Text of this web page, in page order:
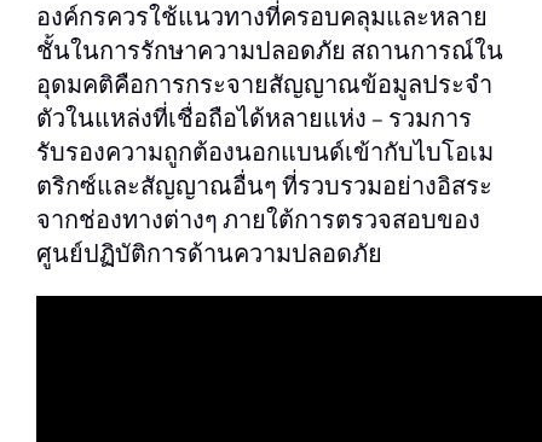
องค์กรควรใช้แนวทางที่ครอบคลุมและหลาย
ชั้นในการรักษาความปลอดภัย สถานการณ์ใน
อุดมคติคือการกระจายสัญญาณข้อมูลประจํา
ตัวในแหล่งที่เชื่อถือได้หลายแห่ง – รวมการ
รับรองความถูกต้องนอกแบนด์เข้ากับไบโอเม
ตริกซ์และสัญญาณอื่นๆ ที่รวบรวมอย่างอิสระ
จากช่องทางต่างๆ ภายใต้การตรวจสอบของ
ศูนย์ปฏิบัติการด้านความปลอดภัย